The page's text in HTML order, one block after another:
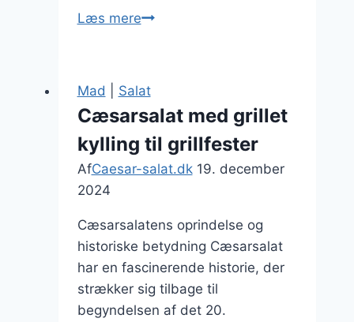
Læs mereCæsarsalat
citronsaft
Mad Salat
Cæsarsalat med grillet
kylling til grillfester
AfCaesar-salat.dk 19. december
2024
Cæsarsalatens oprindelse og
historiske betydning Cæsarsalat
har en fascinerende historie, der
strækker sig tilbage til
begyndelsen af det 20.